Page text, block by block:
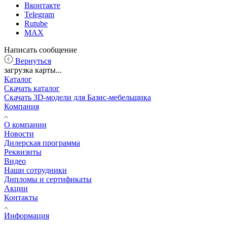
Вконтакте
Telegram
Rutube
MAX
Написать сообщение
Вернуться
загрузка карты...
Каталог
Скачать каталог
Скачать 3D-модели для Базис-мебельщика
Компания
О компании
Новости
Дилерская программа
Реквизиты
Видео
Наши сотрудники
Дипломы и сертификаты
Акции
Контакты
Информация